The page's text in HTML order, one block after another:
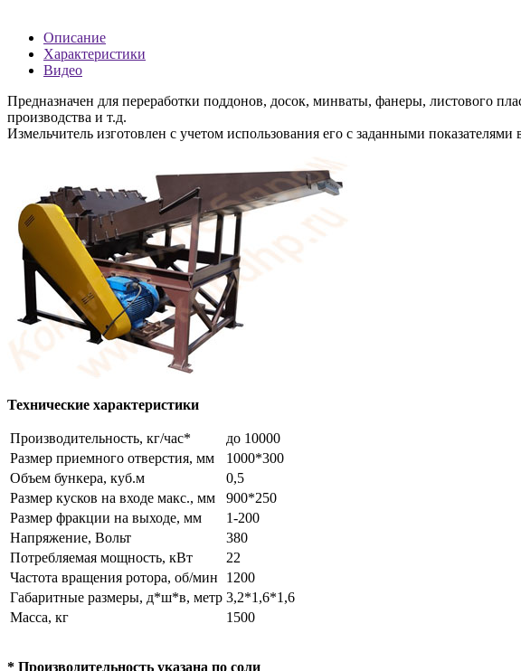
Описание
Характеристики
Видео
Предназначен для переработки поддонов, досок, минваты, фанеры, листового
производства и т.д.
Измельчитель изготовлен с учетом использования его с заданными
Технические характеристики
Производительность, кг/час*
до 10000
Размер приемного отверстия, мм
1000*300
Объем бункера, куб.м
0,5
Размер кусков на входе макс., мм
900*250
Размер фракции на выходе, мм
1-200
Напряжение, Вольт
380
Потребляемая мощность, кВт
22
Частота вращения ротора, об/мин
1200
Габаритные размеры, д*ш*в, метр 3,2*1,6*1,6
Масса, кг
1500
* Производительность указана по соли